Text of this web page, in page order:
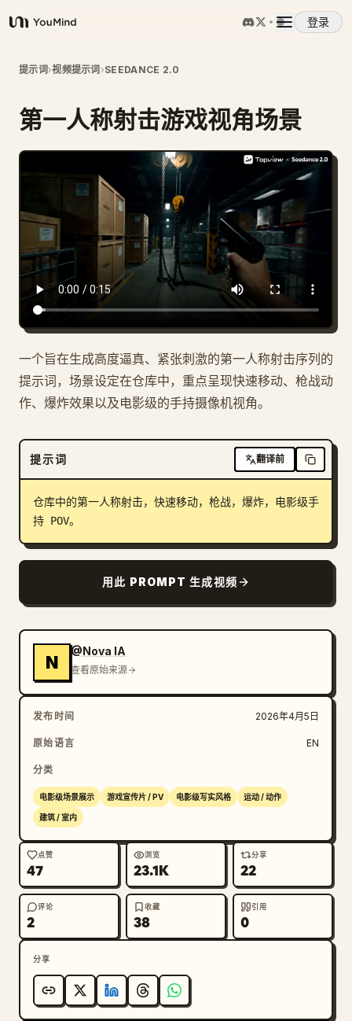
YouMind
登录
概览
使用案例
提示词
定价
下载
博客
提示词›视频提示词 ›SEEDANCE 2.0
第一人称射击游戏视角场景
一个旨在生成高度逼真、紧张刺激的第一人称射击序列的
提示词，场景设定在仓库中，重点呈现快速移动、枪战动
作、爆炸效果以及电影级的手持摄像机视角。
提示词 翻译前
仓库中的第一人称射击，快速移动，枪战，爆炸，电影级手
持 POV。
用此 PROMPT 生成视频
N
@Nova IA
查看原始来源
发布时间 2026年4月5日
原始语言 EN
分类
电影级场景展示 游戏宣传片 / PV 电影级写实风格 运动 / 动作
建筑 / 室内
点赞
47
浏览
23.1K
分享
22
评论
2
收藏
38
引用
0
分享